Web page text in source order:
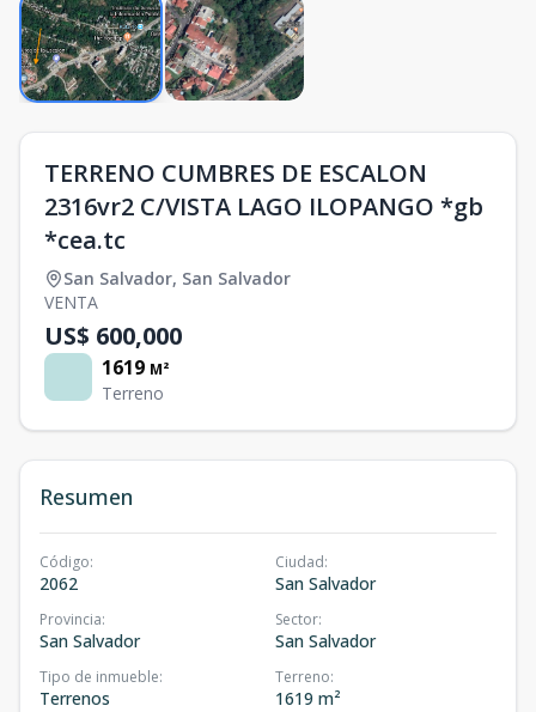
TERRENO CUMBRES DE ESCALON
2316vr2 C/VISTA LAGO ILOPANGO *gb
*cea.tc
San Salvador, San Salvador
VENTA
US$ 600,000
1619 M²
Terreno
Resumen
Código:
2062
Ciudad:
San Salvador
Provincia:
San Salvador
Sector:
San Salvador
Tipo de inmueble:
Terrenos
Terreno:
1619 m²